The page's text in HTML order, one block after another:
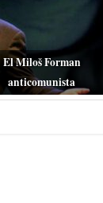
El Miloš Forman
anticomunista